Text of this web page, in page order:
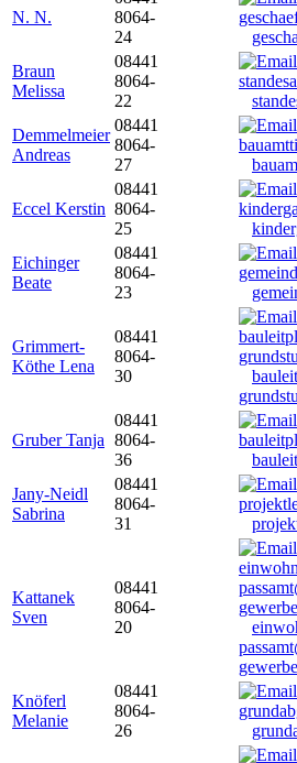
N. N.
8064-
24
Braun
Melissa
08441
8064-
22
Demmelmeier
Andreas
08441
8064-
27
Eccel Kerstin
08441
8064-
25
Eichinger
Beate
08441
8064-
23
Grimmert-
Köthe Lena
08441
8064-
30
Gruber Tanja
08441
8064-
36
Jany-Neidl
Sabrina
08441
8064-
31
Kattanek
Sven
08441
8064-
20
Knöferl
Melanie
08441
8064-
26